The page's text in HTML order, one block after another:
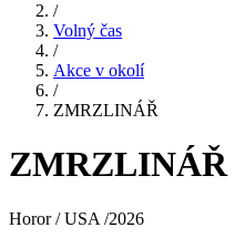
/
Volný čas
/
Akce v okolí
/
ZMRZLINÁŘ
ZMRZLINÁŘ
Horor / USA /2026